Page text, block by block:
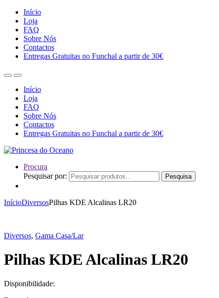
Início
Loja
FAQ
Sobre Nós
Contactos
Entregas Gratuitas no Funchal a partir de 30€
Início
Loja
FAQ
Sobre Nós
Contactos
Entregas Gratuitas no Funchal a partir de 30€
Procura
Pesquisar por:
Pesquisa
InícioDiversosPilhas KDE Alcalinas LR20
Diversos, Gama Casa/Lar
Pilhas KDE Alcalinas LR20
Disponibilidade: